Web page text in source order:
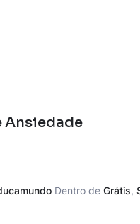
Ansiedade
Dentro de Grátis,